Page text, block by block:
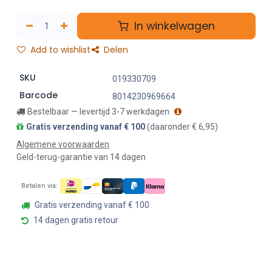
In winkelwagen
Add to wishlist Delen
SKU 019330709
Barcode
8014230969664
Bestelbaar — levertijd 3-7 werkdagen
Gratis verzending vanaf € 100(daaronder € 6,95)
Algemene voorwaarden
Geld-terug-garantie van 14 dagen
Betalen via:
Gratis verzending vanaf € 100
14 dagen gratis retour